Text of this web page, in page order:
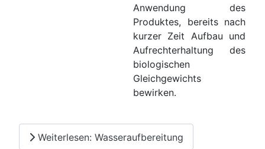
Anwendung des
Produktes, bereits nach
kurzer Zeit Aufbau und
Aufrechterhaltung des
biologischen
Gleichgewichts
bewirken.
Weiterlesen: Wasseraufbereitung